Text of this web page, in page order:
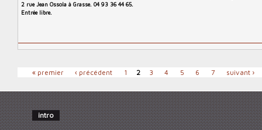
2 rue Jean Ossola à Grasse. 04 93 36 44 65.
Entrée libre.
g
e
s
« premier ‹ précédent 1 2 3 4 5 6 7 suivant ›
intro